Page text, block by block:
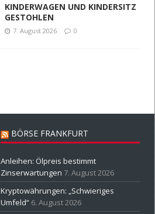
KINDERWAGEN UND KINDERSITZ
GESTOHLEN
7. August 2026 0
BÖRSE FRANKFURT
Anleihen: Ölpreis bestimmt
Zinserwartungen 7. August 2026
Kryptowährungen: „Schwieriges
Umfeld“ 6. August 2026